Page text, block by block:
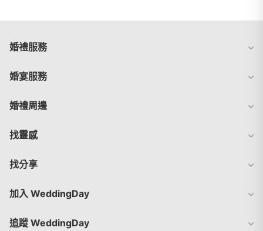
婚禮服務
婚宴服務
婚禮周邊
找靈感
找分享
加入 WeddingDay
追蹤 WeddingDay